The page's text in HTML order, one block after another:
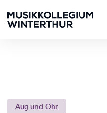
Aug und Ohr